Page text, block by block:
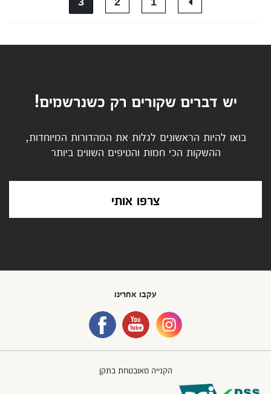
יש דברים שקורים רק כשנרשמים!
בואו להיות הראשונים לגלות את המהדורות המיוחדות,
ההשקות הכי חמות והטיפים השווים ביותר
צרפו אותי
עקבו אחרינו
הקנייה מאובטחת בתקן